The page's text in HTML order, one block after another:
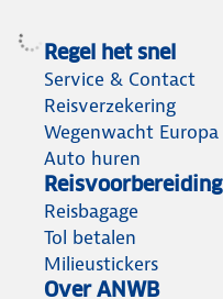
Regel het snel
Service & Contact
Reisverzekering
Wegenwacht Europa
Auto huren
Reisvoorbereiding
Reisbagage
Tol betalen
Milieustickers
Over ANWB